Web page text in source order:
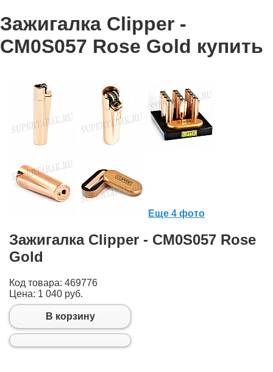
Зажигалка Clipper -
СМ0S057 Rose Gold купить
Еще 4 фото
Зажигалка Clipper - СМ0S057 Rose
Gold
Код товара: 469776
Цена: 1 040 руб.
В корзину